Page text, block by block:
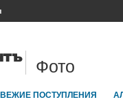
Фото
ПОСТУПЛЕНИЯ